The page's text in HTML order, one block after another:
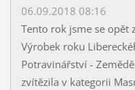
06.09.2018 08:16
Tento rok jsme se opět
Výrobek roku
Potravinářství -
zvítězila v kategorii